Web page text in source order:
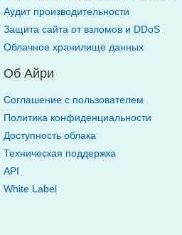
Аудит производительности
Защита сайта от взломов и DDoS
Облачное хранилище данных
Об Айри
Соглашение с пользователем
Политика конфиденциальности
Доступность облака
Техническая поддержка
API
White Label